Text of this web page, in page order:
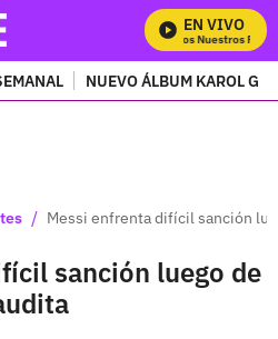
EN VIVO
Mira Todos Nuestros
NUEVO ÁLBUM KAROL G
/ Messi enfrenta difícil sanción
sanción luego de